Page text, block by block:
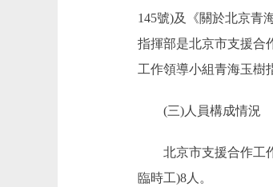
145號)及《關於北京青
指揮部是北京市支援合
工作領導小組青海玉樹
(三)人員構成情況
北京市支援合作工作
臨時工)8人。